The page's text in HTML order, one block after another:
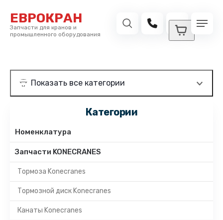
ЕВРОКРАН
Запчасти для кранов и
промышленного оборудования
Категории
Номенклатура
Запчасти KONECRANES
Тормоза Konecranes
Тормозной диск Konecranes
Канаты Konecranes